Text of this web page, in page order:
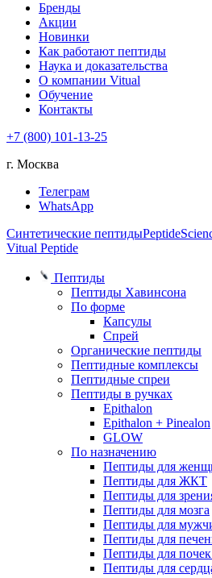
Бренды
Акции
Новинки
Как работают пептиды
Наука и доказательства
О компании Vitual
Обучение
Контакты
+7 (800) 101-13-25
г. Москва
Телеграм
WhatsApp
Синтетические пептиды
Vitual Peptide
Пептиды
Пептиды Хавинсона
По форме
Капсулы
Спрей
Органические пептиды
Пептидные комплексы
Пептидные спреи
Пептиды в ручках
Epithalon
Epithalon + Pinealon
GLOW
По назначению
Пептиды для
Пептиды для ЖКТ
Пептиды для
Пептиды для мозга
Пептиды для
Пептиды для
Пептиды для
Пептиды для